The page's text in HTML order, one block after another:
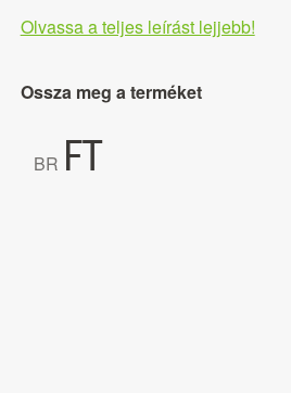
Olvassa a teljes leírást lejjebb!
Ossza meg a terméket
BR FT